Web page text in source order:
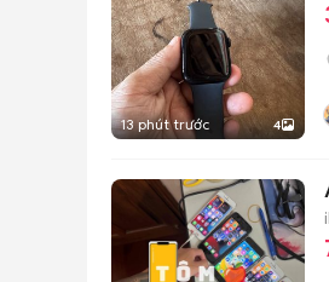
13 phút trước 4